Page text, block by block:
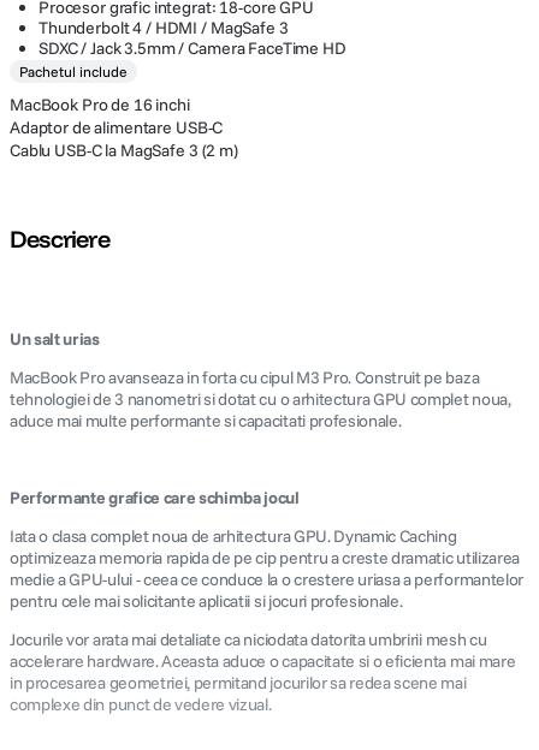
Procesor grafic integrat: 18-core GPU
Thunderbolt 4 / HDMI / MagSafe 3
SDXC / Jack 3.5mm / Camera FaceTime HD
Pachetul include
MacBook Pro de 16 inchi
Adaptor de alimentare USB-C
Cablu USB-C la MagSafe 3 (2 m)
Descriere
Un salt urias
MacBook Pro avanseaza in forta cu cipul M3 Pro. Construit pe baza
tehnologiei de 3 nanometri si dotat cu o arhitectura GPU complet noua,
aduce mai multe performante si capacitati profesionale.
Performante grafice care schimba jocul
Iata o clasa complet noua de arhitectura GPU. Dynamic Caching
optimizeaza memoria rapida de pe cip pentru a creste dramatic utilizarea
medie a GPU-ului - ceea ce conduce la o crestere uriasa a performantelor
pentru cele mai solicitante aplicatii si jocuri profesionale.
Jocurile vor arata mai detaliate ca niciodata datorita umbririi mesh cu
accelerare hardware. Aceasta aduce o capacitate si o eficienta mai mare
in procesarea geometriei, permitand jocurilor sa redea scene mai
complexe din punct de vedere vizual.